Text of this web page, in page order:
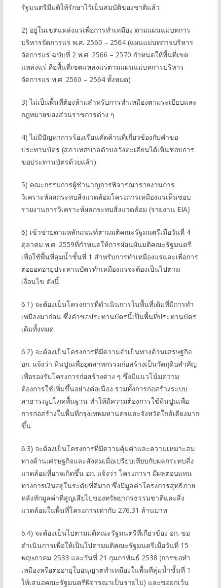
รัฐมนตรีมีมติให้รักษาไว้เป็นสมบัติของชาติแล้ว
2) อยู่ในเขตแหล่งแร่เพื่อการทำเหมือง ตามแผนแม่บทการ
บริหารจัดการแร่ พ.ศ. 2560 – 2564 (แผนแม่บทการบริหาร
จัดการแร่ ฉบับที่ 2 พ.ศ. 2566 – 2570 กำหนดให้พื้นที่เขต
แหล่งแร่ คือพื้นที่เขตแหล่งแร่ตามแผนแม่บทการบริหาร
จัดการแร่ พ.ศ. 2560 – 2564 ทั้งหมด)
3) ไม่เป็นพื้นที่ต้องห้ามสำหรับการทำเหมืองตามระเบียบและ
กฎหมายของส่วนราชการต่าง ๆ
4) ไม่มีปัญหาการร้องเรียนคัดค้านที่เกี่ยวข้องกับคำขอ
ประทานบัตร (สภาเทศบาลตำบลวังตะเคียนได้เห็นชอบการ
ขอประทานบัตรด้วยแล้ว)
5) คณะกรรมการผู้ชำนาญการพิจารณารายงานการ
วิเคราะห์ผลกระทบสิ่งแวดล้อมโครงการเหมืองแร่เห็นชอบ
รายงานการวิเคราะห์ผลกระทบสิ่งแวดล้อม (รายงาน EIA)
6) เข้าข่ายตามหลักเกณฑ์ตามมติคณะรัฐมนตรีเมื่อวันที่ 4
ตุลาคม พ.ศ. 2559ที่กำหนดให้การผ่อนผันมติคณะรัฐมนตรี
เพื่อใช้พื้นที่ลุ่มน้ำชั้นที่ 1 สำหรับการทำเหมืองแร่และเพื่อการ
ต่อยอดอายุประทานบัตรทำเหมืองแร่จะต้องเป็นไปตาม
เงื่อนไข ดังนี้
6.1) จะต้องเป็นโครงการที่ดำเนินการในพื้นที่เดิมที่มีการทำ
เหมืองมาก่อน ซึ่งคำขอประทานบัตรนี้เป็นพื้นที่ประทานบัตร
เดิมทั้งหมด
6.2) จะต้องเป็นโครงการที่มีความจำเป็นทางด้านเศรษฐกิจ
อก. แจ้งว่า หินปูนเพื่ออุตสาหกรรมก่อสร้างเป็นวัตถุดิบสำคัญ
เพื่อรองรับโครงการก่อสร้างต่าง ๆ ซึ่งมีแนวโน้มความ
ต้องการใช้เพิ่มขึ้นอย่างต่อเนื่อง รวมทั้งการก่อสร้างระบบ
สาธารณูปโภคพื้นฐาน ทำให้มีความต้องการใช้หินปูนเพื่อ
การก่อสร้างในพื้นที่กรุงเทพมหานครและจังหวัดใกล้เคียงมาก
ขึ้น
6.3) จะต้องเป็นโครงการที่มีความคุ้มค่าและความเหมาะสม
ทางด้านเศรษฐกิจและสังคมเมื่อเปรียบเทียบกับผลกระทบสิ่ง
แวดล้อมที่อาจเกิดขึ้น อก. แจ้งว่า โครงการฯ มีผลตอบแทน
ทางการเงินอยู่ในระดับที่ดีมาก ซึ่งมีมูลค่าโครงการสุทธิภาย
หลังหักมูลค่าที่สูญเสียไปของทรัพยากรธรรมชาติและสิ่ง
แวดล้อมในพื้นที่โครงการเท่ากับ 276.31 ล้านบาท
6.4) จะต้องเป็นไปตามมติคณะรัฐมนตรีที่เกี่ยวข้อง อก. ขอ
ดำเนินการเพื่อให้เป็นไปตามมติคณะรัฐมนตรีเมื่อวันที่ 15
พฤษภาคม 2533 และวันที่ 21 กุมภาพันธ์ 2538 (การขอทำ
เหมืองหรือต่ออายุใบอนุญาตทำเหมืองในพื้นที่ลุ่มน้ำชั้นที่ 1
ให้เสนอคณะรัฐมนตรีพิจารณาเป็นรายไป) และขอยกเว้น